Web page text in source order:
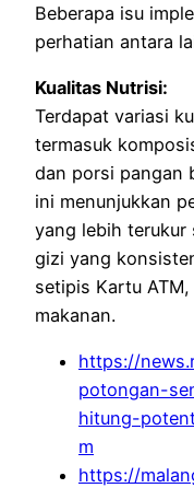
Beberapa isu
perhatian antara
Kualitas Nutrisi:
Terdapat variasi
termasuk
dan porsi pangan
ini menunjukkan
yang lebih terukur
gizi yang
setipis Kartu
makanan.
https://
potongan-
hitung-
m
https://